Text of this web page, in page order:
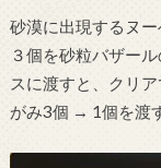
砂漠に出現するヌ
３個を砂粒バザー
スに渡すと、クリ
がみ3個 → 1個を渡